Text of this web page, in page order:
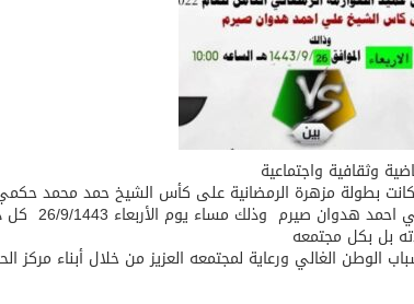
وثقافية واجتماعية
بطولة مزهرة الرمضانية على كأس الشيخ حمد محمد
عميد الصوارمة
بل بكل مجتمعه
الغالي ورعاية لمجتمعه العزيز من خلال أبناء مركز